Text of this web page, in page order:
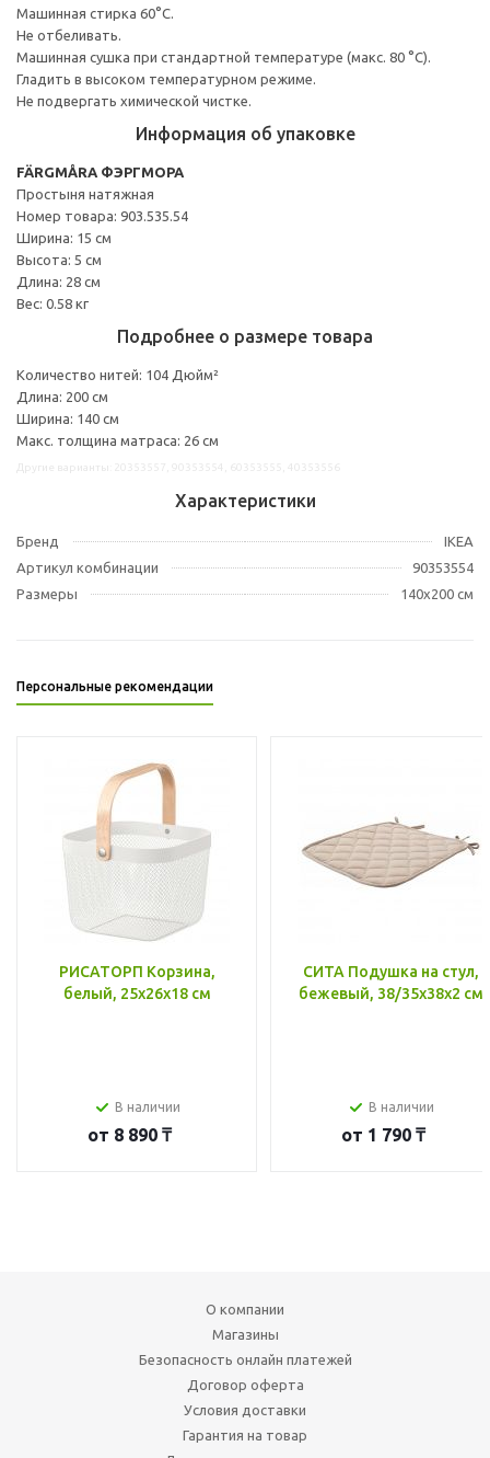
Машинная стирка 60°С.
Не отбеливать.
Машинная сушка при стандартной температуре (макс. 80 °C).
Гладить в высоком температурном режиме.
Не подвергать химической чистке.
Информация об упаковке
FÄRGMÅRA ФЭРГМОРА
Простыня натяжная
Номер товара: 903.535.54
Ширина: 15 см
Высота: 5 см
Длина: 28 см
Вес: 0.58 кг
Подробнее о размере товара
Количество нитей: 104 Дюйм²
Длина: 200 см
Ширина: 140 см
Макс. толщина матраса: 26 см
Характеристики
Бренд
IKEA
Артикул комбинации
90353554
Размеры
140x200 см
Персональные рекомендации
РИСАТОРП Корзина,
белый, 25x26x18 см
В наличии
от 8 890 ₸
СИТА Подушка на стул,
бежевый, 38/35x38x2 см
В наличии
от 1 790 ₸
О компании
Магазины
Безопасность онлайн платежей
Договор оферта
Условия доставки
Гарантия на товар